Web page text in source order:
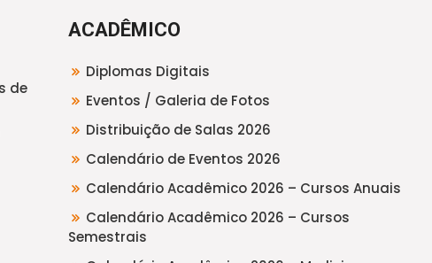
de
ACADÊMICO
Diplomas Digitais
Eventos / Galeria de Fotos
Distribuição de Salas 2026
Calendário de Eventos 2026
Calendário Acadêmico 2026 – Cursos Anuais
Calendário Acadêmico 2026 – Cursos
Semestrais